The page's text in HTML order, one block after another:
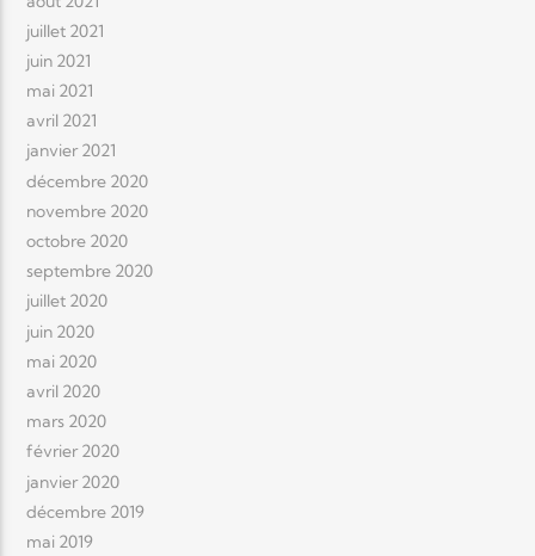
juillet 2021
juin 2021
mai 2021
avril 2021
janvier 2021
décembre 2020
novembre 2020
octobre 2020
septembre 2020
juillet 2020
juin 2020
mai 2020
avril 2020
mars 2020
février 2020
janvier 2020
décembre 2019
mai 2019